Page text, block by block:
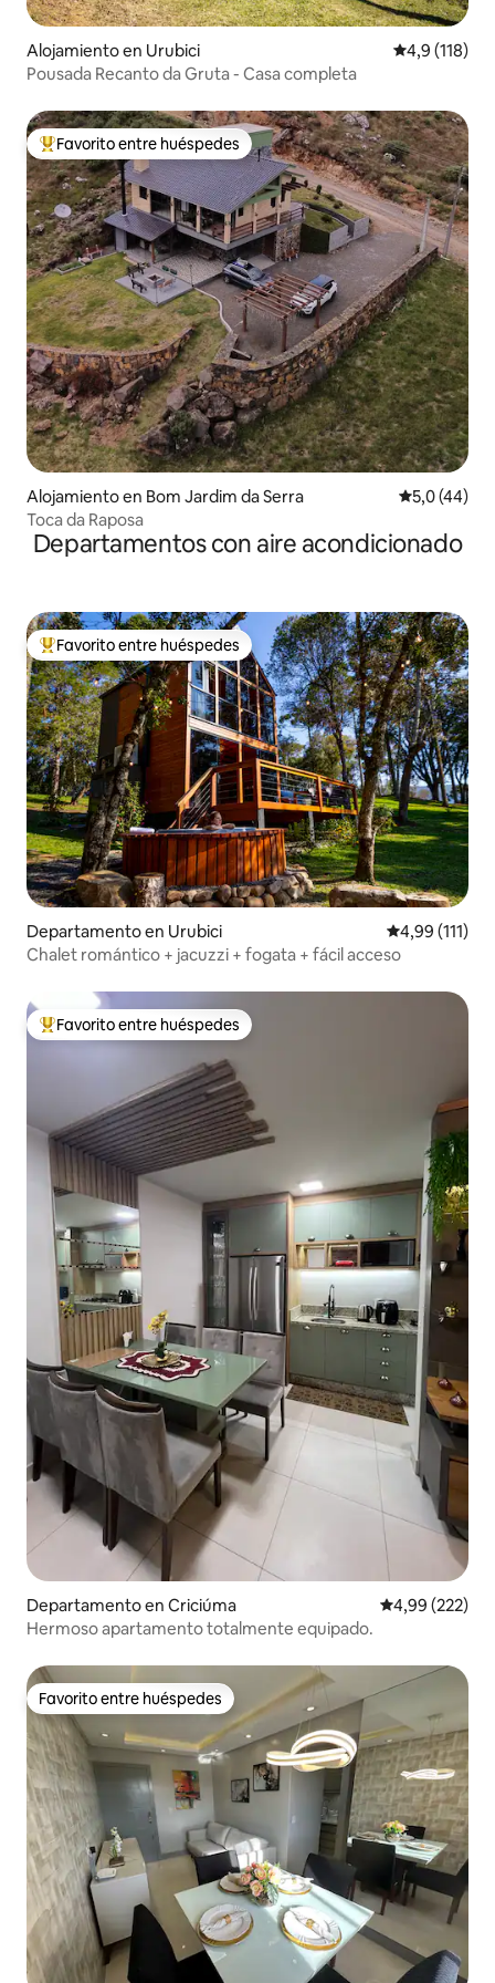
Alojamiento en Urubici Calificación
4,9 (118)
Pousada Recanto da Gruta - Casa completa
Favorito entre los huéspedes más destacados
Favorito entre huéspedes
Alojamiento en Bom Jardim da Serra Calificación
5,0 (44)
Toca da Raposa
Departamentos con aire acondicionado
Favorito entre los huéspedes más destacados
Favorito entre huéspedes
Departamento en Urubici Calificación
4,99 (111)
Chalet romántico + jacuzzi + fogata + fácil acceso
Favorito entre los huéspedes más destacados
Favorito entre huéspedes
Departamento en Criciúma Calificación
4,99 (222)
Hermoso apartamento totalmente equipado.
Favorito entre huéspedes
Favorito entre huéspedes